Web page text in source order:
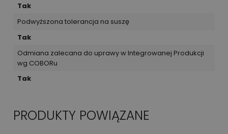
Tak
Podwyższona tolerancja na suszę
Tak
Odmiana zalecana do uprawy w Integrowanej Produkcji
wg COBORu
Tak
PRODUKTY POWIĄZANE